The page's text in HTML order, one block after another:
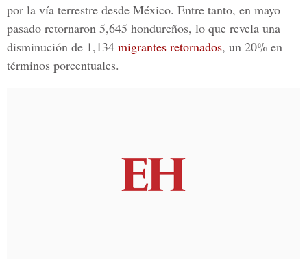
por la vía terrestre desde México. Entre tanto, en mayo
pasado retornaron 5,645 hondureños, lo que revela una
disminución de 1,134 migrantes retornados, un 20% en
términos porcentuales.